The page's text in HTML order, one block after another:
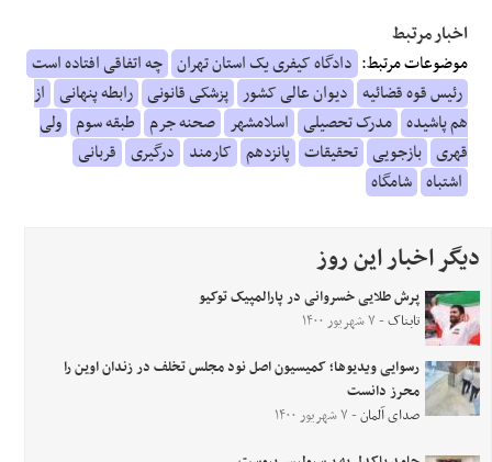
اخبار مرتبط
موضوعات مرتبط: دادگاه کیفری یک استان تهران چه اتفاقی افتاده است
رئیس قوه قضائیه دیوان عالی کشور پزشکی قانونی رابطه پنهانی از
هم پاشیده مدرک تحصیلی اسلامشهر صحنه جرم طبقه سوم ولی
قهری بازجویی تحقیقات پانزدهم کارمند درگیری قربانی
اشتباه شامگاه
دیگر اخبار این روز
پرش طلایی خسروانی در پارالمپیک توکیو
تابناک- ۷ شهریور ۱۴۰۰
رسوایی ویدیوها؛ کمیسیون اصل نود مجلس تخلف در زندان اوین را
محرز دانست
صدای آلمان- ۷ شهریور ۱۴۰۰